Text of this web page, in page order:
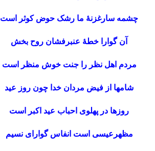
چشمه سارغزنۀ ما رشک حوض کوثر است
آن گوارا خطۀ عنبرفشان روح بخش
مردم اهل نظر را جنت خوش منظر است
شامها از فیض مردان خدا چون روز عید
روزها در پهلوی احباب عید اکبر است
مظهرعیسی است انفاس گوارای نسیم